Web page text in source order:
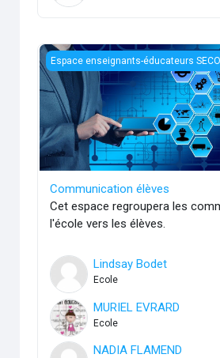
Communication élèves
Espace enseignants-éducateurs
Communication élèves
Cet espace regroupera les
l'école vers les élèves.
Lindsay Bodet
Ecole
MURIEL EVRARD
Ecole
NADIA FLAMEND